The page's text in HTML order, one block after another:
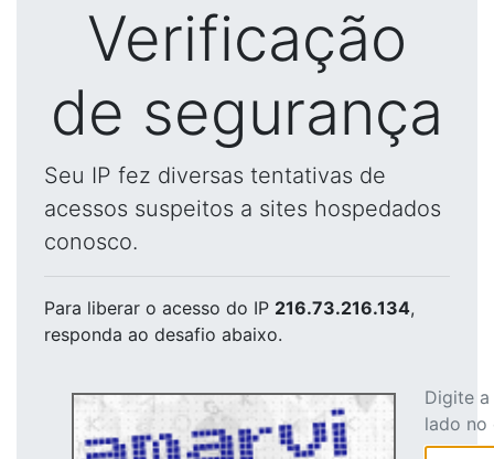
Verificação
de segurança
Seu IP fez diversas tentativas de
acessos suspeitos a sites hospedados
conosco.
Para liberar o acesso do IP 216.73.216.134,
responda ao desafio abaixo.
Digite
lado no